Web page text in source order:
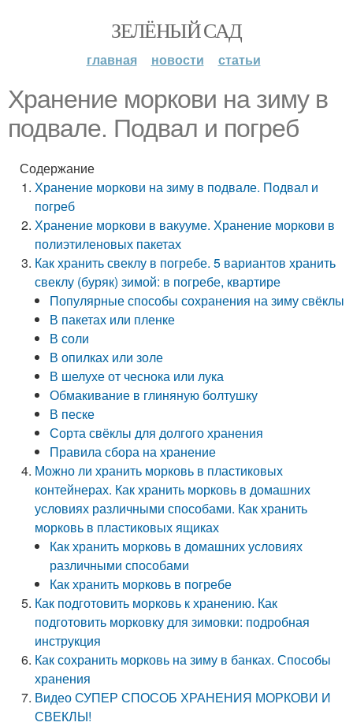
ЗЕЛЁНЫЙ САД
главная новости статьи
Хранение моркови на зиму в
подвале. Подвал и погреб
Содержание
Хранение моркови на зиму в подвале. Подвал и
погреб
Хранение моркови в вакууме. Хранение моркови в
полиэтиленовых пакетах
Как хранить свеклу в погребе. 5 вариантов хранить
свеклу (буряк) зимой: в погребе, квартире
Популярные способы сохранения на зиму свёклы
В пакетах или пленке
В соли
В опилках или золе
В шелухе от чеснока или лука
Обмакивание в глиняную болтушку
В песке
Сорта свёклы для долгого хранения
Правила сбора на хранение
Можно ли хранить морковь в пластиковых
контейнерах. Как хранить морковь в домашних
условиях различными способами. Как хранить
морковь в пластиковых ящиках
Как хранить морковь в домашних условиях
различными способами
Как хранить морковь в погребе
Как подготовить морковь к хранению. Как
подготовить морковку для зимовки: подробная
инструкция
Как сохранить морковь на зиму в банках. Способы
хранения
Видео СУПЕР СПОСОБ ХРАНЕНИЯ МОРКОВИ И
СВЕКЛЫ!